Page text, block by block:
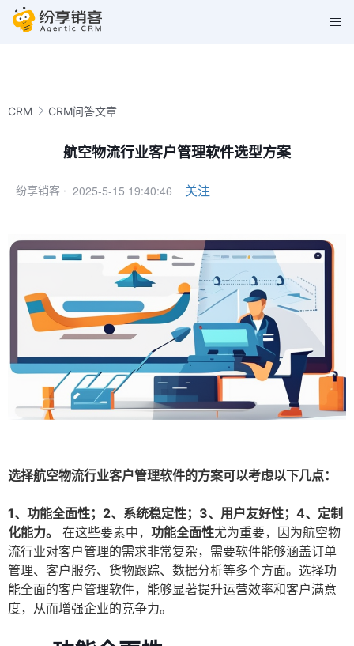
CRM CRM问答文章
航空物流行业客户管理软件选型方案
纷享销客 · 2025-5-15 19:40:46 关注
选择航空物流行业客户管理软件的方案可以考虑以下几点：
1、功能全面性；2、系统稳定性；3、用户友好性；4、定制
化能力。
在这些要素中， 功能全面性尤为重要，因为航空物
流行业对客户管理的需求非常复杂，需要软件能够涵盖订单
管理、客户服务、货物跟踪、数据分析等多个方面。选择功
能全面的客户管理软件，能够显著提升运营效率和客户满意
度，从而增强企业的竞争力。